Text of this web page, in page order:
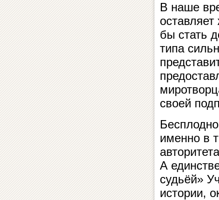
В наше
бы стать
типа
своей
именно в
А
судьёй»
истории,